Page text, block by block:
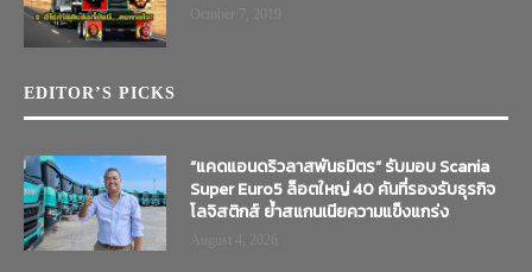
EDITOR’S PICKS
“แคดแอนดริวลาสพันธมิตร” รับมอบ Scania
Super Euro5 ล็อตใหญ่ 40 คันที่รองรับธุรกิจ
โลจิสติกส์ ย้ำสแกนเนียความแข็งแกร่ง